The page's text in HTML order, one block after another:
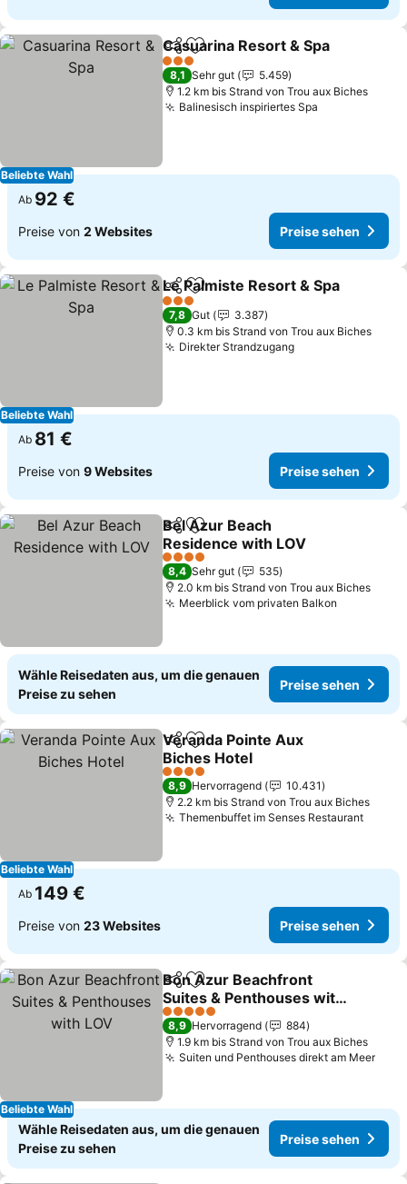
Beliebte Wahl
TeilenZu Favoriten hinzufügen
Casuarina Resort & Spa
3 Sterne
8,1 Sehr gut
5.459
1.2 km bis Strand von Trou aux Biches
Balinesisch inspiriertes Spa
Ab 92 €
Preise von 2 Websites Preise sehen
Beliebte Wahl
TeilenZu Favoriten hinzufügen
Le Palmiste Resort & Spa
3 Sterne
7,8 Gut
3.387
0.3 km bis Strand von Trou aux Biches
Direkter Strandzugang
Ab 81 €
Preise von 9 Websites Preise sehen
TeilenZu Favoriten hinzufügen
Bel Azur Beach
Residence with LOV
4 Sterne
8,4 Sehr gut
535
2.0 km bis Strand von Trou aux Biches
Meerblick vom privaten Balkon
Wähle Reisedaten aus, um die genauen
Preise zu sehen
Preise sehen
Beliebte Wahl
TeilenZu Favoriten hinzufügen
Veranda Pointe Aux
Biches Hotel
4 Sterne
8,9 Hervorragend
10.431
2.2 km bis Strand von Trou aux Biches
Themenbuffet im Senses Restaurant
Ab 149 €
Preise von 23 Websites Preise sehen
Beliebte Wahl
TeilenZu Favoriten hinzufügen
Bon Azur Beachfront
Suites & Penthouses with
LOV
5 Sterne
8,9 Hervorragend
884
1.9 km bis Strand von Trou aux Biches
Suiten und Penthouses direkt am Meer
Wähle Reisedaten aus, um die genauen
Preise zu sehen
Preise sehen